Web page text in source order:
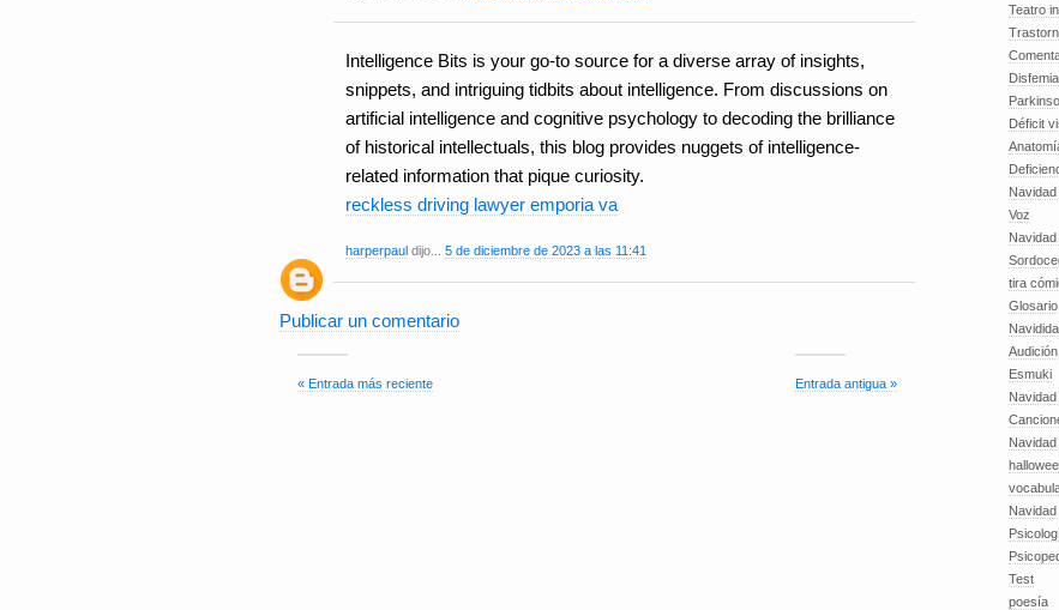
Intelligence Bits is your go-to source for a diverse array of insights,
snippets, and intriguing tidbits about intelligence. From discussions on
artificial intelligence and cognitive psychology to decoding the brilliance
of historical intellectuals, this blog provides nuggets of intelligence-
related information that pique curiosity.
reckless driving lawyer emporia va
harperpaul dijo... 5 de diciembre de 2023 a las 11:41
Publicar un comentario
« Entrada más reciente Entrada antigua »
Teatro
Disfemia
Déficit
Voz
Navidad
tira
Glosario
Audición
Esmuki
Test
poesía